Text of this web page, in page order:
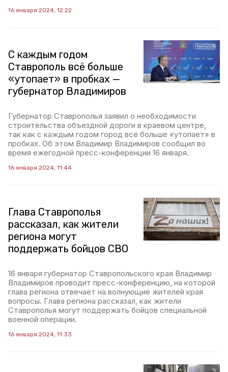
16 января 2024, 12:22
С каждым годом
Ставрополь всё больше
«утопает» в пробках —
губернатор Владимиров
Губернатор Ставрополья заявил о необходимости
строительства объездной дороги в краевом центре,
так как с каждым годом город всё больше «утопает» в
пробках. Об этом Владимир Владимиров сообщил во
время ежегодной пресс-конференции 16 января.
16 января 2024, 11:44
Глава Ставрополья
рассказал, как жители
региона могут
поддержать бойцов СВО
16 января губернатор Ставропольского края Владимир
Владимиров проводит пресс-конференцию, на которой
глава региона отвечает на волнующие жителей края
вопросы. Глава региона рассказал, как жители
Ставрополья могут поддержать бойцов специальной
военной операции.
16 января 2024, 11:33